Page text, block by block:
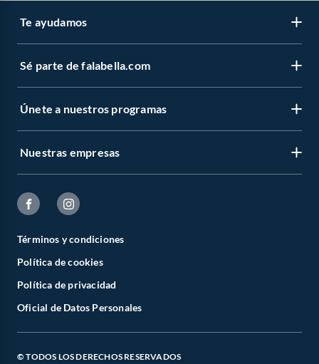
Te ayudamos
Sé parte de falabella.com
Únete a nuestros programas
Nuestras empresas
Términos y condiciones
Política de cookies
Política de privacidad
Oficial de Datos Personales
© TODOS LOS DERECHOS RESERVADOS